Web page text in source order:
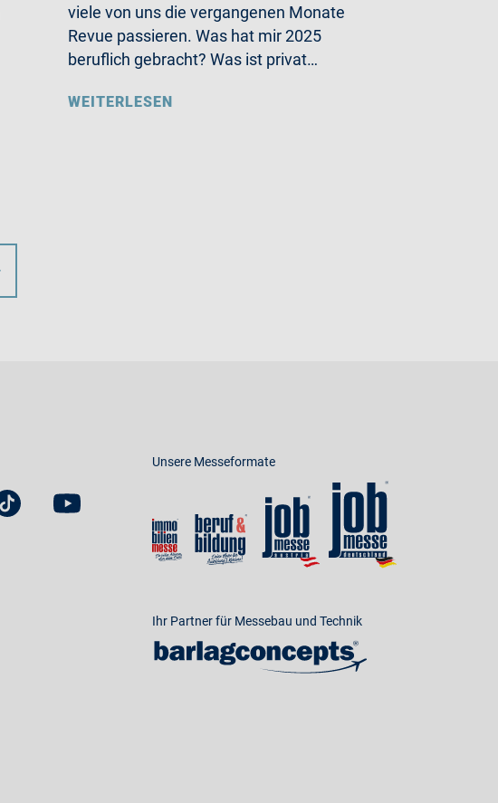
viele von uns die vergangenen Monate
Revue passieren. Was hat mir 2025
beruflich gebracht? Was ist privat…
WEITERLESEN
Unsere Messeformate
Ihr Partner für Messebau und Technik